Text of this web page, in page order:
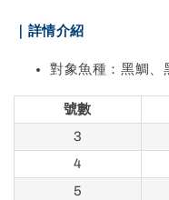
｜詳情介紹
對象魚種：黑鯛、
號數
3
4
5